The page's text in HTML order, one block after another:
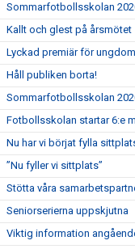
Sommarfotbollsskolan
Kallt och glest på årsmötet
Lyckad premiär för
Håll publiken borta!
Sommarfotbollsskolan
Fotbollsskolan startar 6:e
Nu har vi börjat fylla
”Nu fyller vi sittplats”
Stötta våra
Seniorserierna uppskjutna
Viktig information